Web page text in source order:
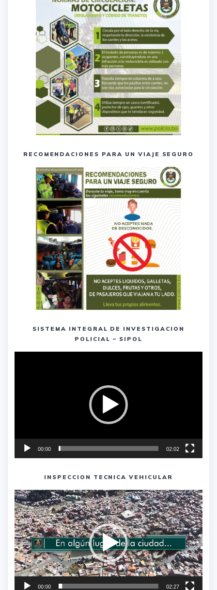
RECOMENDACIONES PARA UN VIAJE SEGURO
SISTEMA INTEGRAL DE INVESTIGACION
POLICIAL – SIPOL
00:00 02:02
INSPECCION TECNICA VEHICULAR
Reproductor
de
vídeo
00:00 02:27